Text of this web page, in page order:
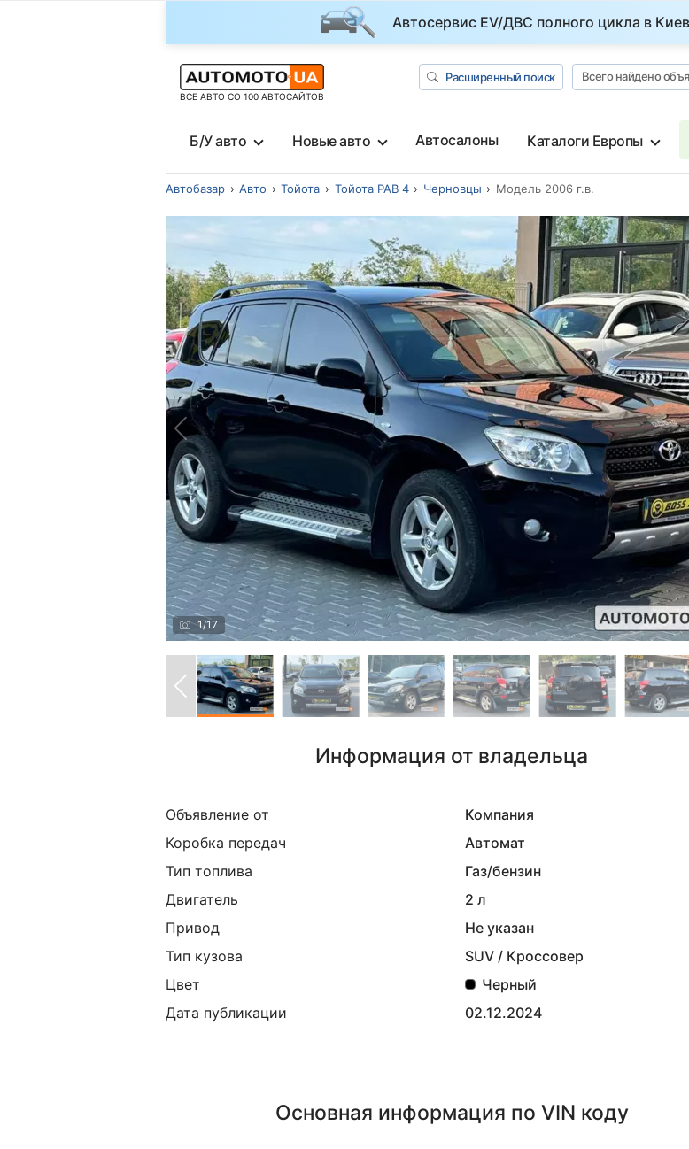
Автосервис EV/ДВС полного цикла в
ВСЕ АВТО СО 100 АВТОСАЙТОВ
Расширенный поиск Всего найдено
Б/У авто Новые авто Автосалоны Каталоги Европы
Автобазар Авто Тойота Тойота РАВ 4 Черновцы Модель 2006 г.в.
1/17
Информация от владельца
Объявление от
Компания
Коробка передач
Автомат
Тип топлива
Газ/бензин
Двигатель
2 л
Привод
Не указан
Тип кузова
SUV / Кроссовер
Цвет
Черный
Дата публикации
02.12.2024
Основная информация по VIN коду